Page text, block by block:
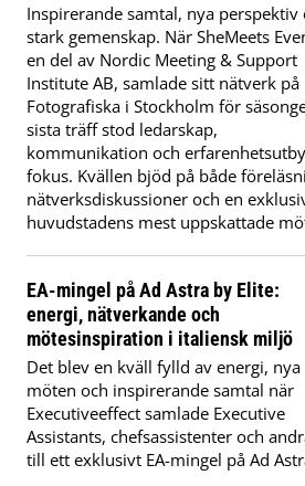
Inspirerande samtal, nya perspektiv
stark gemenskap. När SheMeets
en del av Nordic Meeting & Support
Institute AB, samlade sitt nätverk på
Fotografiska i Stockholm för
sista träff stod ledarskap,
kommunikation och
fokus. Kvällen bjöd på både
nätverksdiskussioner och en
huvudstadens mest uppskattade
EA-mingel på Ad Astra by Elite:
energi, nätverkande och
mötesinspiration i italiensk miljö
Det blev en kväll fylld av energi, nya
möten och inspirerande samtal när
Executiveeffect samlade Executive
Assistants, chefsassistenter och
till ett exklusivt EA-mingel på Ad